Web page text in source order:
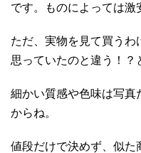
です。ものによっては激
ただ、実物を見て買うわ
思っていたのと違う！？
細かい質感や色味は写真
からね。
値段だけで決めず、似た